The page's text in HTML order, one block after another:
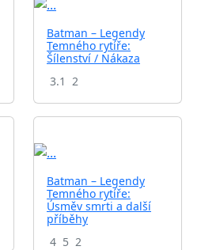
Batman – Legendy
Temného rytíře:
Šílenství / Nákaza
3.1
2
Batman – Legendy
Temného rytíře:
Úsměv smrti a další
příběhy
4 5 2